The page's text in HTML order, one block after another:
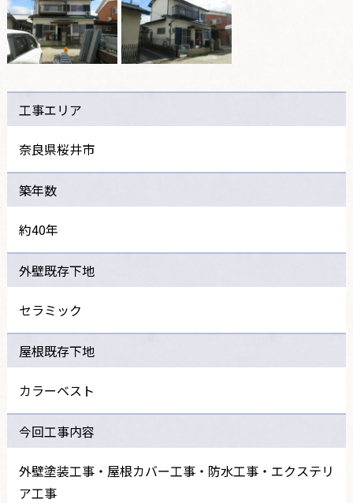
工事エリア
奈良県桜井市
築年数
約40年
外壁既存下地
セラミック
屋根既存下地
カラーベスト
今回工事内容
外壁塗装工事・屋根カバー工事・防水工事・エクステリ
ア工事